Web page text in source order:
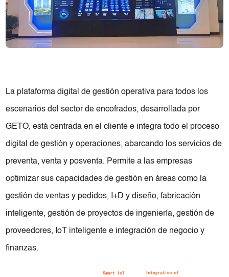
La plataforma digital de gestión operativa para todos los
escenarios del sector de encofrados, desarrollada por
GETO, está centrada en el cliente e integra todo el proceso
digital de gestión y operaciones, abarcando los servicios de
preventa, venta y posventa. Permite a las empresas
optimizar sus capacidades de gestión en áreas como la
gestión de ventas y pedidos, I+D y diseño, fabricación
inteligente, gestión de proyectos de ingeniería, gestión de
proveedores, IoT inteligente e integración de negocio y
finanzas.